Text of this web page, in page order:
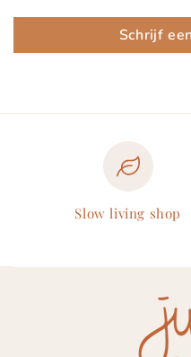
Schrijf
Slow living shop